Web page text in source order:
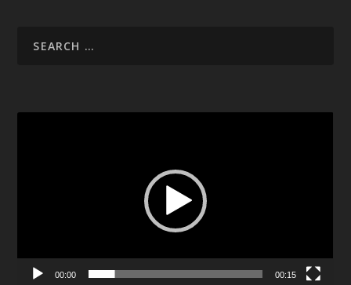
00:00 00:15